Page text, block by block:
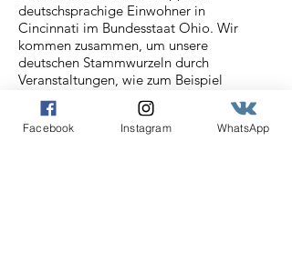
deutschsprachige Einwohner in
Cincinnati im Bundesstaat Ohio. Wir
kommen zusammen, um unsere
deutschen Stammwurzeln durch
Veranstaltungen, wie zum Beispiel
unserem Stammtisch und
Oktoberfesten, die von den anderen
Cincinnati Deutschvereinen gesponsert
Facebook Instagram WhatsApp